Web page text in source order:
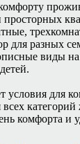
для разных
виды на
условия для
категорий
комфорта и